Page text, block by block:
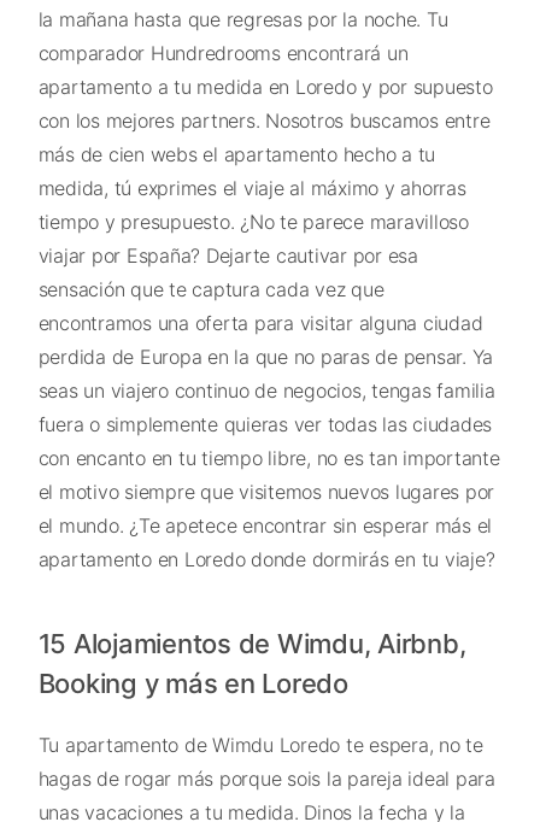
la mañana hasta que regresas por la noche. Tu
comparador Hundredrooms encontrará un
apartamento a tu medida en Loredo y por supuesto
con los mejores partners. Nosotros buscamos entre
más de cien webs el apartamento hecho a tu
medida, tú exprimes el viaje al máximo y ahorras
tiempo y presupuesto. ¿No te parece maravilloso
viajar por España? Dejarte cautivar por esa
sensación que te captura cada vez que
encontramos una oferta para visitar alguna ciudad
perdida de Europa en la que no paras de pensar. Ya
seas un viajero continuo de negocios, tengas familia
fuera o simplemente quieras ver todas las ciudades
con encanto en tu tiempo libre, no es tan importante
el motivo siempre que visitemos nuevos lugares por
el mundo. ¿Te apetece encontrar sin esperar más el
apartamento en Loredo donde dormirás en tu viaje?
15 Alojamientos de Wimdu, Airbnb,
Booking y más en Loredo
Tu apartamento de Wimdu Loredo te espera, no te
hagas de rogar más porque sois la pareja ideal para
unas vacaciones a tu medida. Dinos la fecha y la